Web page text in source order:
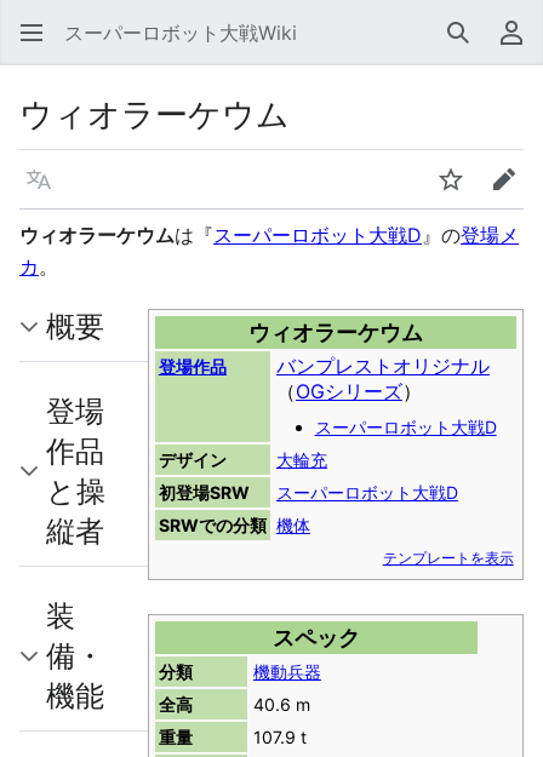
スーパーロボット大戦Wiki 検索 利
ウィオラーケウム
言語 ウォッチ編集
ウィオラーケウムは『スーパーロボット大戦D』の登場メ
カ。
ウィオラーケウム
登場作品
バンプレストオリジナル
（OGシリーズ）
スーパーロボット大戦D
デザイン
大輪充
初登場SRW
スーパーロボット大戦D
SRWでの分類 機体
テンプレートを表示
スペック
分類
機動兵器
全高
40.6 m
重量
107.9 t
概要
登場
作品
と操
縦者
装
備・
機能